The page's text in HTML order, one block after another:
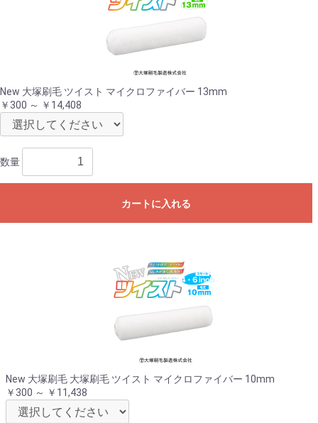
New 大塚刷毛 ツイスト マイクロファイバー 13mm
￥300 ～ ￥14,408
数量
カートに入れる
New 大塚刷毛 大塚刷毛 ツイスト マイクロファイバー 10mm
￥300 ～ ￥11,438